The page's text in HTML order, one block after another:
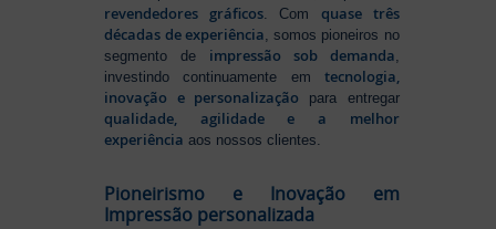
revendedores gráficos. Comquase três
décadas de experiência, somos pioneiros no
segmento de impressão sob demanda,
investindo continuamente em tecnologia,
inovação e personalização para entregar
qualidade, agilidade e a melhor
experiência aos nossos clientes.
Pioneirismo e Inovação em
Impressão personalizada